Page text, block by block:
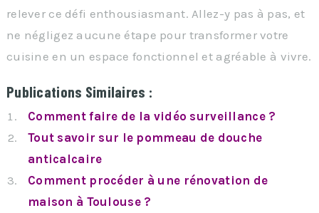
relever ce défi enthousiasmant. Allez-y pas à pas, et
ne négligez aucune étape pour transformer votre
cuisine en un espace fonctionnel et agréable à vivre.
Publications Similaires :
Comment faire de la vidéo surveillance ?
Tout savoir sur le pommeau de douche
anticalcaire
Comment procéder à une rénovation de
maison à Toulouse ?